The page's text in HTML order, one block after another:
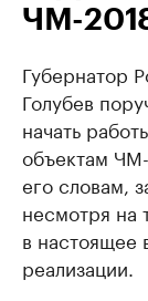
ЧМ-
Губернатор
Голубев
начать
объектам
его словам,
несмотря на
в настоящее
реализации.